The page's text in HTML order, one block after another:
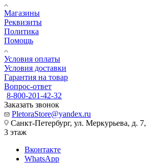
Магазины
Реквизиты
Политика
Помощь
Условия оплаты
Условия доставки
Гарантия на товар
Вопрос-ответ
8-800-201-42-32
Заказать звонок
PletoraStore@yandex.ru
Санкт-Петербург, ул. Меркурьева, д. 7,
3 этаж
Вконтакте
WhatsApp